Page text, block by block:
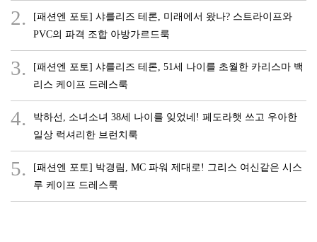
2.
[패션엔 포토] 샤를리즈 테론, 미래에서 왔나? 스트라이프와
PVC의 파격 조합 아방가르드룩
3.
[패션엔 포토] 샤를리즈 테론, 51세 나이를 초월한 카리스마 백
리스 케이프 드레스룩
4.
박하선, 소녀소녀 38세 나이를 잊었네! 페도라햇 쓰고 우아한
일상 럭셔리한 브런치룩
5.
[패션엔 포토] 박경림, MC 파워 제대로! 그리스 여신같은 시스
루 케이프 드레스룩